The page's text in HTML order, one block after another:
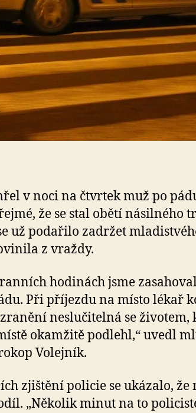
v noci na čtvrtek muž po
že se stal obětí násilného
už podařilo zadržet
z vraždy.
hodinách jsme
Při příjezdu na místo lékař
neslučitelná se životem,
okamžitě podlehl,“ uvedl
Volejník.
zjištění policie se ukázalo, že
„Několik minut na to